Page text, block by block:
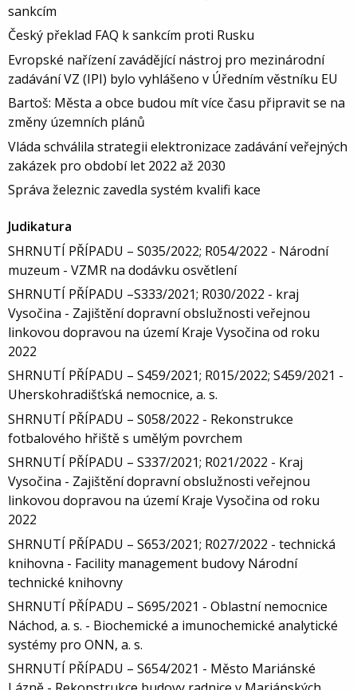
sankcím
Český překlad FAQ k sankcím proti Rusku
Evropské nařízení zavádějící nástroj pro mezinárodní
zadávání VZ (IPI) bylo vyhlášeno v Úředním věstníku EU
Bartoš: Města a obce budou mít více času připravit se na
změny územních plánů
Vláda schválila strategii elektronizace zadávání veřejných
zakázek pro období let 2022 až 2030
Správa železnic zavedla systém kvalifi kace
Judikatura
SHRNUTÍ PŘÍPADU – S035/2022; R054/2022 - Národní
muzeum - VZMR na dodávku osvětlení
SHRNUTÍ PŘÍPADU –S333/2021; R030/2022 - kraj
Vysočina - Zajištění dopravní obslužnosti veřejnou
linkovou dopravou na území Kraje Vysočina od roku
2022
SHRNUTÍ PŘÍPADU – S459/2021; R015/2022; S459/2021 -
Uherskohradišťská nemocnice, a. s.
SHRNUTÍ PŘÍPADU – S058/2022 - Rekonstrukce
fotbalového hřiště s umělým povrchem
SHRNUTÍ PŘÍPADU – S337/2021; R021/2022 - Kraj
Vysočina - Zajištění dopravní obslužnosti veřejnou
linkovou dopravou na území Kraje Vysočina od roku
2022
SHRNUTÍ PŘÍPADU – S653/2021; R027/2022 - technická
knihovna - Facility management budovy Národní
technické knihovny
SHRNUTÍ PŘÍPADU – S695/2021 - Oblastní nemocnice
Náchod, a. s. - Biochemické a imunochemické analytické
systémy pro ONN, a. s.
SHRNUTÍ PŘÍPADU – S654/2021 - Město Mariánské